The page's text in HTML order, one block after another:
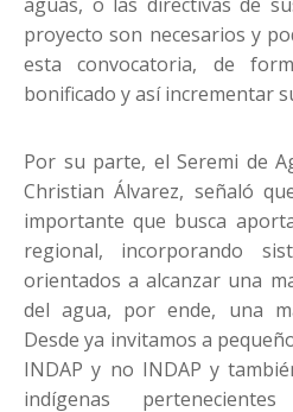
proyecto son necesarios y
esta convocatoria, de
bonificado y así incrementar
Por su parte, el Seremi de
Christian Álvarez, señaló
importante que busca
regional, incorporando
orientados a alcanzar una
del agua, por ende, una
Desde ya invitamos a
INDAP y no INDAP y
indígenas